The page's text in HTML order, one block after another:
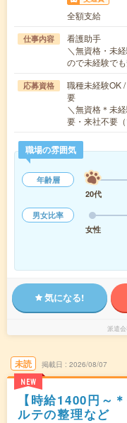
全額支給
仕事内容
看護助手
＼無資格・未
ので未経験で
応募資格
職種未経験OK
要
＼無資格＊未
要・来社不要
職場の雰囲気
年齢層
20代
男女比率
女性
気になる!
派遣会
未読
NEW
掲載日 2026/08/07
【時給1400円～
ルテの整理など